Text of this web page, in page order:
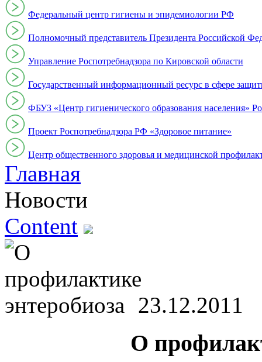
Федеральный центр гигиены и эпидемиологии РФ
Полномочный представитель Президента Российской
Управление Роспотребнадзора по Кировской области
Государственный информационный ресурс в сфере
ФБУЗ «Центр гигиенического образования населения»
Проект Роспотребнадзора РФ «Здоровое питание»
Центр общественного здоровья и медицинской
Главная
Новости
Content
23.12.2011
О